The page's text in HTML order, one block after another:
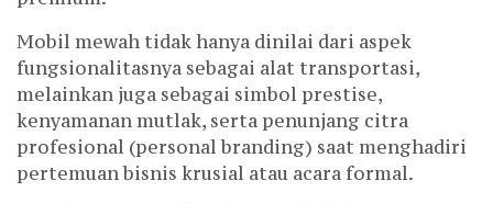
Mobil mewah tidak hanya dinilai dari aspek
fungsionalitasnya sebagai alat transportasi,
melainkan juga sebagai simbol prestise,
kenyamanan mutlak, serta penunjang citra
profesional (personal branding) saat menghadiri
pertemuan bisnis krusial atau acara formal.